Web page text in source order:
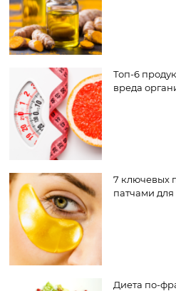
Топ-6
вреда
7 ключевых
патчами для
Диета по-